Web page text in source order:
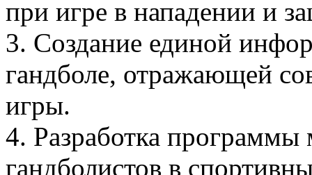
при игре в нападении и
3. Создание единой
гандболе, отражающей
игры.
4. Разработка программы
гандболистов в